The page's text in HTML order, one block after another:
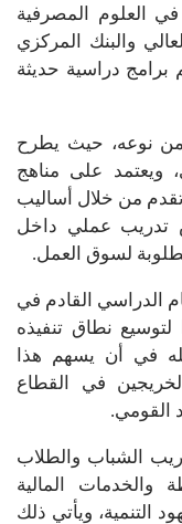
العلوم المصرفية
والبنك المركزي
برامج دراسية حديثة
من نوعه، حيث يطرح
ويعتمد على مناهج
من خلال أساليب
تدريب عملي داخل
لسوق العمل.
الدراسي القادم في
نطاق تنفيذه
في أن يسهم هذا
في القطاع
القومي.
الشباب والطلاب
والخدمات المالية
التنمية، ويأتي ذلك